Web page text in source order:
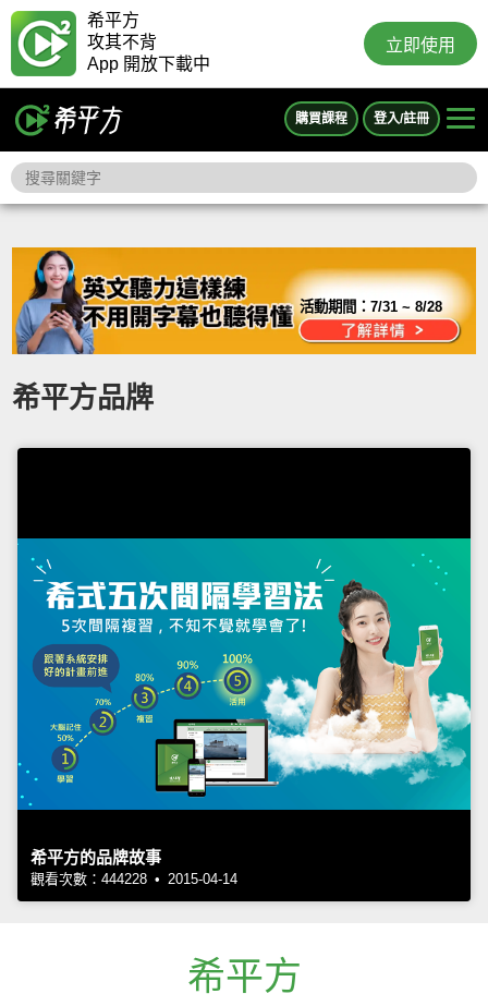
希平方
攻其不背
App 開放下載中
立即使用
購買課程 登入/註冊
活動期間：7/31 ~ 8/28
希平方品牌
希平方的品牌故事
觀看次數：444228 • 2015-04-14
希平方